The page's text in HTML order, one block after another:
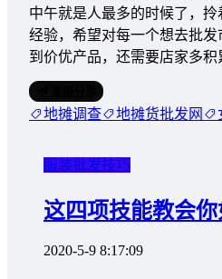
中午就是人最多的时候了，
经验，希望对每一个想去批
到价优产品，还需要店家多
地摊调查 地摊货批发网
服装批发技巧
这四项技能教会
2020-5-9 8:17:09